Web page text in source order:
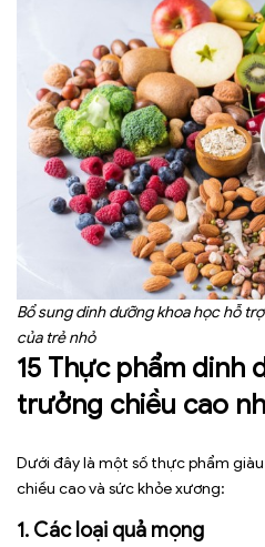
Bổ sung dinh dưỡng khoa học hỗ
của trẻ nhỏ
15 Thực phẩm dinh
trưởng chiều cao
Dưới đây là một số thực phẩm
chiều cao và sức khỏe xương:
1. Các loại quả mọng